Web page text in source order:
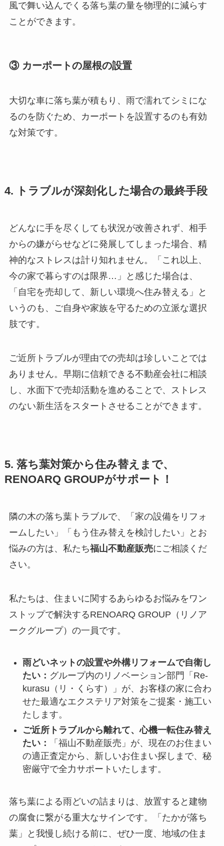
風で舞い込んでくる落ち葉の量を物理的に減らす
ことができます。
③ カーポートの屋根の設置
大切な車に落ち葉が積もり、雨で濡れてシミにな
るのを防ぐため、カーポートを設置するのも有効
な対策です。
4. トラブルが深刻化した場合の最終手段
どんなに手を尽くしても状況が改善されず、相手
からの嫌がらせなどに発展してしまった場合、精
神的なストレスは計り知れません。「これ以上、
今の家で暮らすのは限界…」と感じた場合は、
「自宅を売却して、新しい環境へ住み替える」と
いうのも、ご自身や家族を守るための立派な選択
肢です。
ご近所トラブルが理由での売却は珍しいことでは
ありません。早期に信頼できる不動産会社に相談
し、水面下で売却活動を進めることで、ストレス
のない新生活をスタートさせることができます。
5. 落ち葉対策から住み替えまで、
RENOARQ GROUPがサポート！
隣の木の落ち葉トラブルで、「家の設備をリフォ
ームしたい」「もう住み替えを検討したい」とお
悩みの方は、私たち福山不動産販売にご相談くだ
さい。
私たちは、住まいに関するあらゆるお悩みをワン
ストップで解決するRENOARQ GROUP（リノア
ークグループ）の一員です。
雨どいネットの設置や外構リフォームで自衛し
たい： グループ内のリノベーション部門「Re-
kurasu（リ・くらす）」が、お客様の家に合わ
せた最適なエクステリア対策をご提案・施工い
たします。
ご近所トラブルから離れて、心機一転住み替え
たい：
「福山不動産販売」が、現在のお住まい
の適正査定から、新しいお住まい探しまで、秘
密厳守で全力サポートいたします。
落ち葉による雨どいの詰まりは、放置すると建物
の腐食に繋がる重大なサインです。「たかが落ち
葉」と我慢し続ける前に、ぜひ一度、地域の住ま